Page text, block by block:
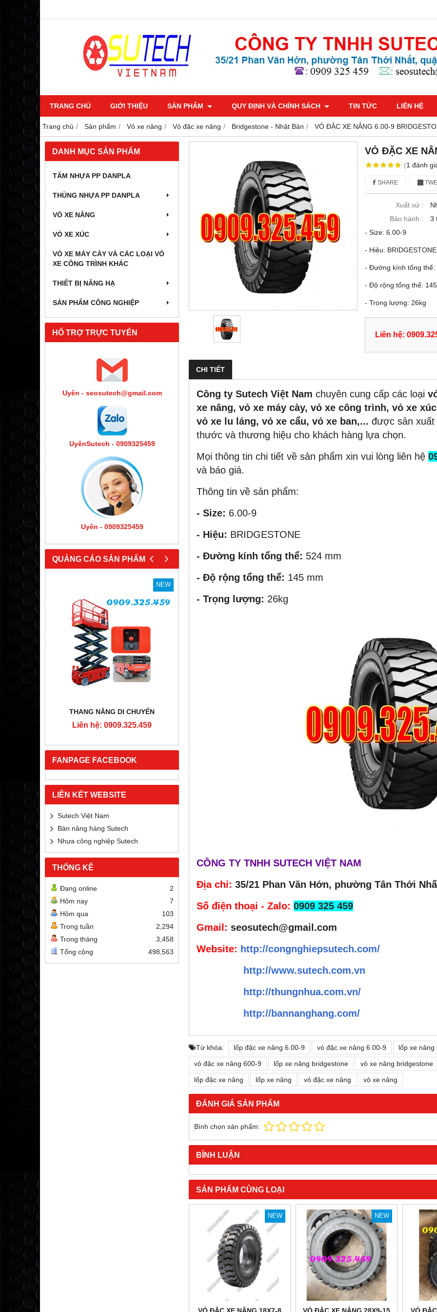
TRANG CHỦ GIỚI THIỆU SẢN PHẨM QUY ĐỊNH VÀ CHÍNH SÁCH TIN TỨC LIÊN HỆ
Trang chủ Sản phẩm Vỏ xe nâng Vỏ đặc xe nâng Bridgestone - Nhật Bản VỎ ĐẶC XE NÂNG 6.00-9
DANH MỤC SẢN PHẨM
TẤM NHỰA PP DANPLA
THÙNG NHỰA PP DANPLA
VỎ XE NÂNG
VỎ XE XÚC
VỎ XE MÁY CÀY VÀ CÁC LOẠI VỎ
XE CÔNG TRÌNH KHÁC
THIẾT BỊ NÂNG HẠ
SẢN PHẨM CÔNG NGHIỆP
HỔ TRỢ TRỰC TUYẾN
Uyên - seosutech@gmail.com
UyênSutech - 0909325459
Uyên - 0909325459
QUẢNG CÁO SẢN PHẨM
NEW
THANG NÂNG DI CHUYỂN
Liên hệ: 0909.325.459
THÙNG NHỰA NẸP GÓC CÓ VÁCH
NGĂN
Liên hệ: 0909.325.459
‹ ›
FANPAGE FACEBOOK
LIÊN KẾT WEBSITE
Sutech Việt Nam
Bàn nâng hàng Sutech
Nhựa công nghiệp Sutech
THỐNG KÊ
Đang online
2
Hôm nay
7
Hôm qua
103
Trong tuần
2,294
Trong tháng
3,458
Tổng cộng
498,563
VỎ ĐẶC XE
(1 đánh
SHARE
Xuất xứ :
Bảo hành :
3
- Size: 6.00-9
- Hiệu: BRIDGESTONE
- Đường kính tổng thể:
- Độ rộng tổng thể:
- Trọng lượng: 26kg
Liên hệ:
CHI TIẾT
Công ty Sutech Việt Nam chuyên cung cấp các loại
xe nâng, vỏ xe máy cày, vỏ xe công trình, vỏ xe
vỏ xe lu láng, vỏ xe cẩu, vỏ xe ban,... được sản
thước và thương hiệu cho khách hàng lựa chọn.
Mọi thông tin chi tiết về sản phẩm xin vui lòng liên hệ
và báo giá.
Thông tin về sản phẩm:
- Size: 6.00-9
- Hiệu: BRIDGESTONE
- Đường kính tổng thể: 524 mm
- Độ rộng tổng thể: 145 mm
- Trọng lượng: 26kg
CÔNG TY TNHH SUTECH VIỆT NAM
Địa chỉ: 35/21 Phan Văn Hớn, phường Tân Thới
Số điện thoại - Zalo: 0909 325 459
Gmail: seosutech@gmail.com
Website: http://congnghiepsutech.com/
http://www.sutech.com.vn
http://thungnhua.com.vn/
http://bannanghang.com/
Từ khóa: lốp đặc xe nâng 6.00-9 vỏ đặc xe nâng 6.00-9 lốp xe nâng
vỏ đặc xe nâng 600-9 lốp xe nâng bridgestone vỏ xe nâng bridgestone
lốp đặc xe nâng lốp xe nâng vỏ đặc xe nâng vỏ xe nâng
ĐÁNH GIÁ SẢN PHẨM
Bình chọn sản phẩm:
BÌNH LUẬN
SẢN PHẨM CÙNG LOẠI
NEW
VỎ ĐẶC XE NÂNG 18X7-8
NEW
VỎ ĐẶC XE NÂNG 28X9-15 VỎ